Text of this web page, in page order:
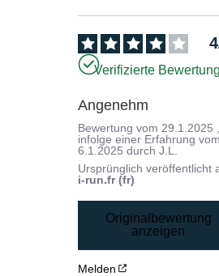
4
Verifizierte
Angenehm
Bewertung vom 29.1.2025
infolge einer Erfahrung
6.1.2025 durchJ.L.
Ursprünglich veröffentlicht
i-run.fr (fr)
Originalbewertung
anzeigen
Melden